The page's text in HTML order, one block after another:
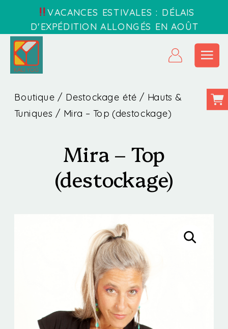
VACANCES ESTIVALES : DÉLAIS
D'EXPÉDITION ALLONGÉS EN AOÛT
Boutique / Destockage été / Hauts &
Tuniques / Mira – Top (destockage)
Mira – Top
(destockage)